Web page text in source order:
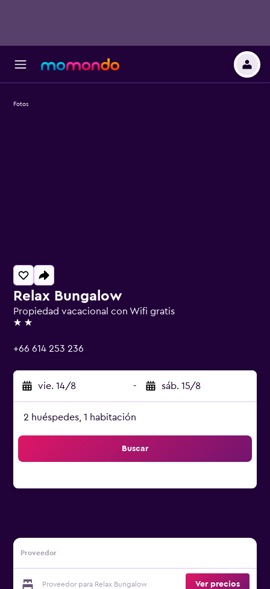
Relax Bungalow
Propiedad vacacional con Wifi gratis
2 estrellas
+66 614 253 236
vie. 14/8 - sáb. 15/8
2 huéspedes, 1 habitación
Buscar
Proveedor
Proveedor para Relax Bungalow Ver precios
Fotos